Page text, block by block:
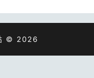
© 2026